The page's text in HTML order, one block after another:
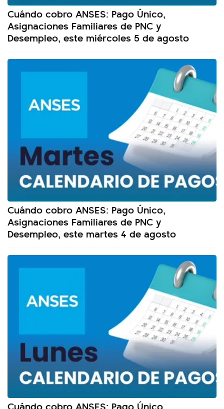
Cuándo cobro ANSES: Pago Único,
Asignaciones Familiares de PNC y
Desempleo, este miércoles 5 de agosto
Cuándo cobro ANSES: Pago Único,
Asignaciones Familiares de PNC y
Desempleo, este martes 4 de agosto
Cuándo cobro ANSES: Pago Único,